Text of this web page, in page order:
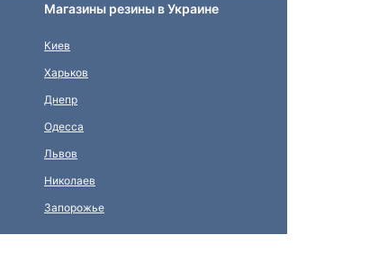
Магазины резины в Украине
Киев
Харьков
Днепр
Одесса
Львов
Николаев
Запорожье